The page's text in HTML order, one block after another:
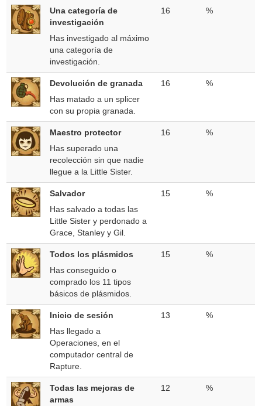
Una categoría de
investigación
Has investigado al máximo
una categoría de
investigación.
16 %
Devolución de granada
Has matado a un splicer
con su propia granada.
16 %
Maestro protector
Has superado una
recolección sin que nadie
llegue a la Little Sister.
16 %
Salvador
Has salvado a todas las
Little Sister y perdonado a
Grace, Stanley y Gil.
15 %
Todos los plásmidos
Has conseguido o
comprado los 11 tipos
básicos de plásmidos.
15 %
Inicio de sesión
Has llegado a
Operaciones, en el
computador central de
Rapture.
13 %
Todas las mejoras de
armas
12 %